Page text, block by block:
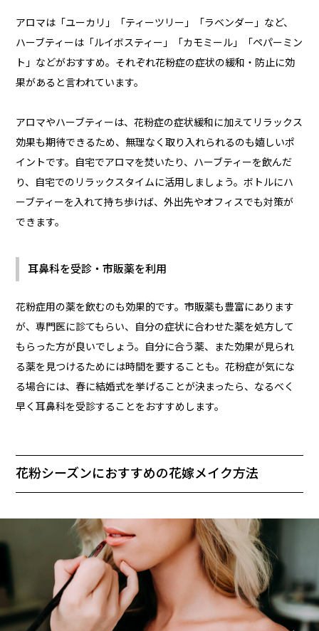
アロマは「ユーカリ」「ティーツリー」「ラベンダー」など、
ハーブティーは「ルイボスティー」「カモミール」「ペパーミン
ト」などがおすすめ。それぞれ花粉症の症状の緩和・防止に効
果があると言われています。
アロマやハーブティーは、花粉症の症状緩和に加えてリラックス
効果も期待できるため、無理なく取り入れられるのも嬉しいポ
イントです。自宅でアロマを焚いたり、ハーブティーを飲んだ
り、自宅でのリラックスタイムに活用しましょう。ボトルにハ
ーブティーを入れて持ち歩けば、外出先やオフィスでも対策が
できます。
耳鼻科を受診・市販薬を利用
花粉症用の薬を飲むのも効果的です。市販薬も豊富にあります
が、専門医に診てもらい、自分の症状に合わせた薬を処方して
もらった方が良いでしょう。自分に合う薬、また効果が見られ
る薬を見つけるためには時間を要することも。花粉症が気にな
る場合には、春に結婚式を挙げることが決まったら、なるべく
早く耳鼻科を受診することをおすすめします。
花粉シーズンにおすすめの花嫁メイク方法